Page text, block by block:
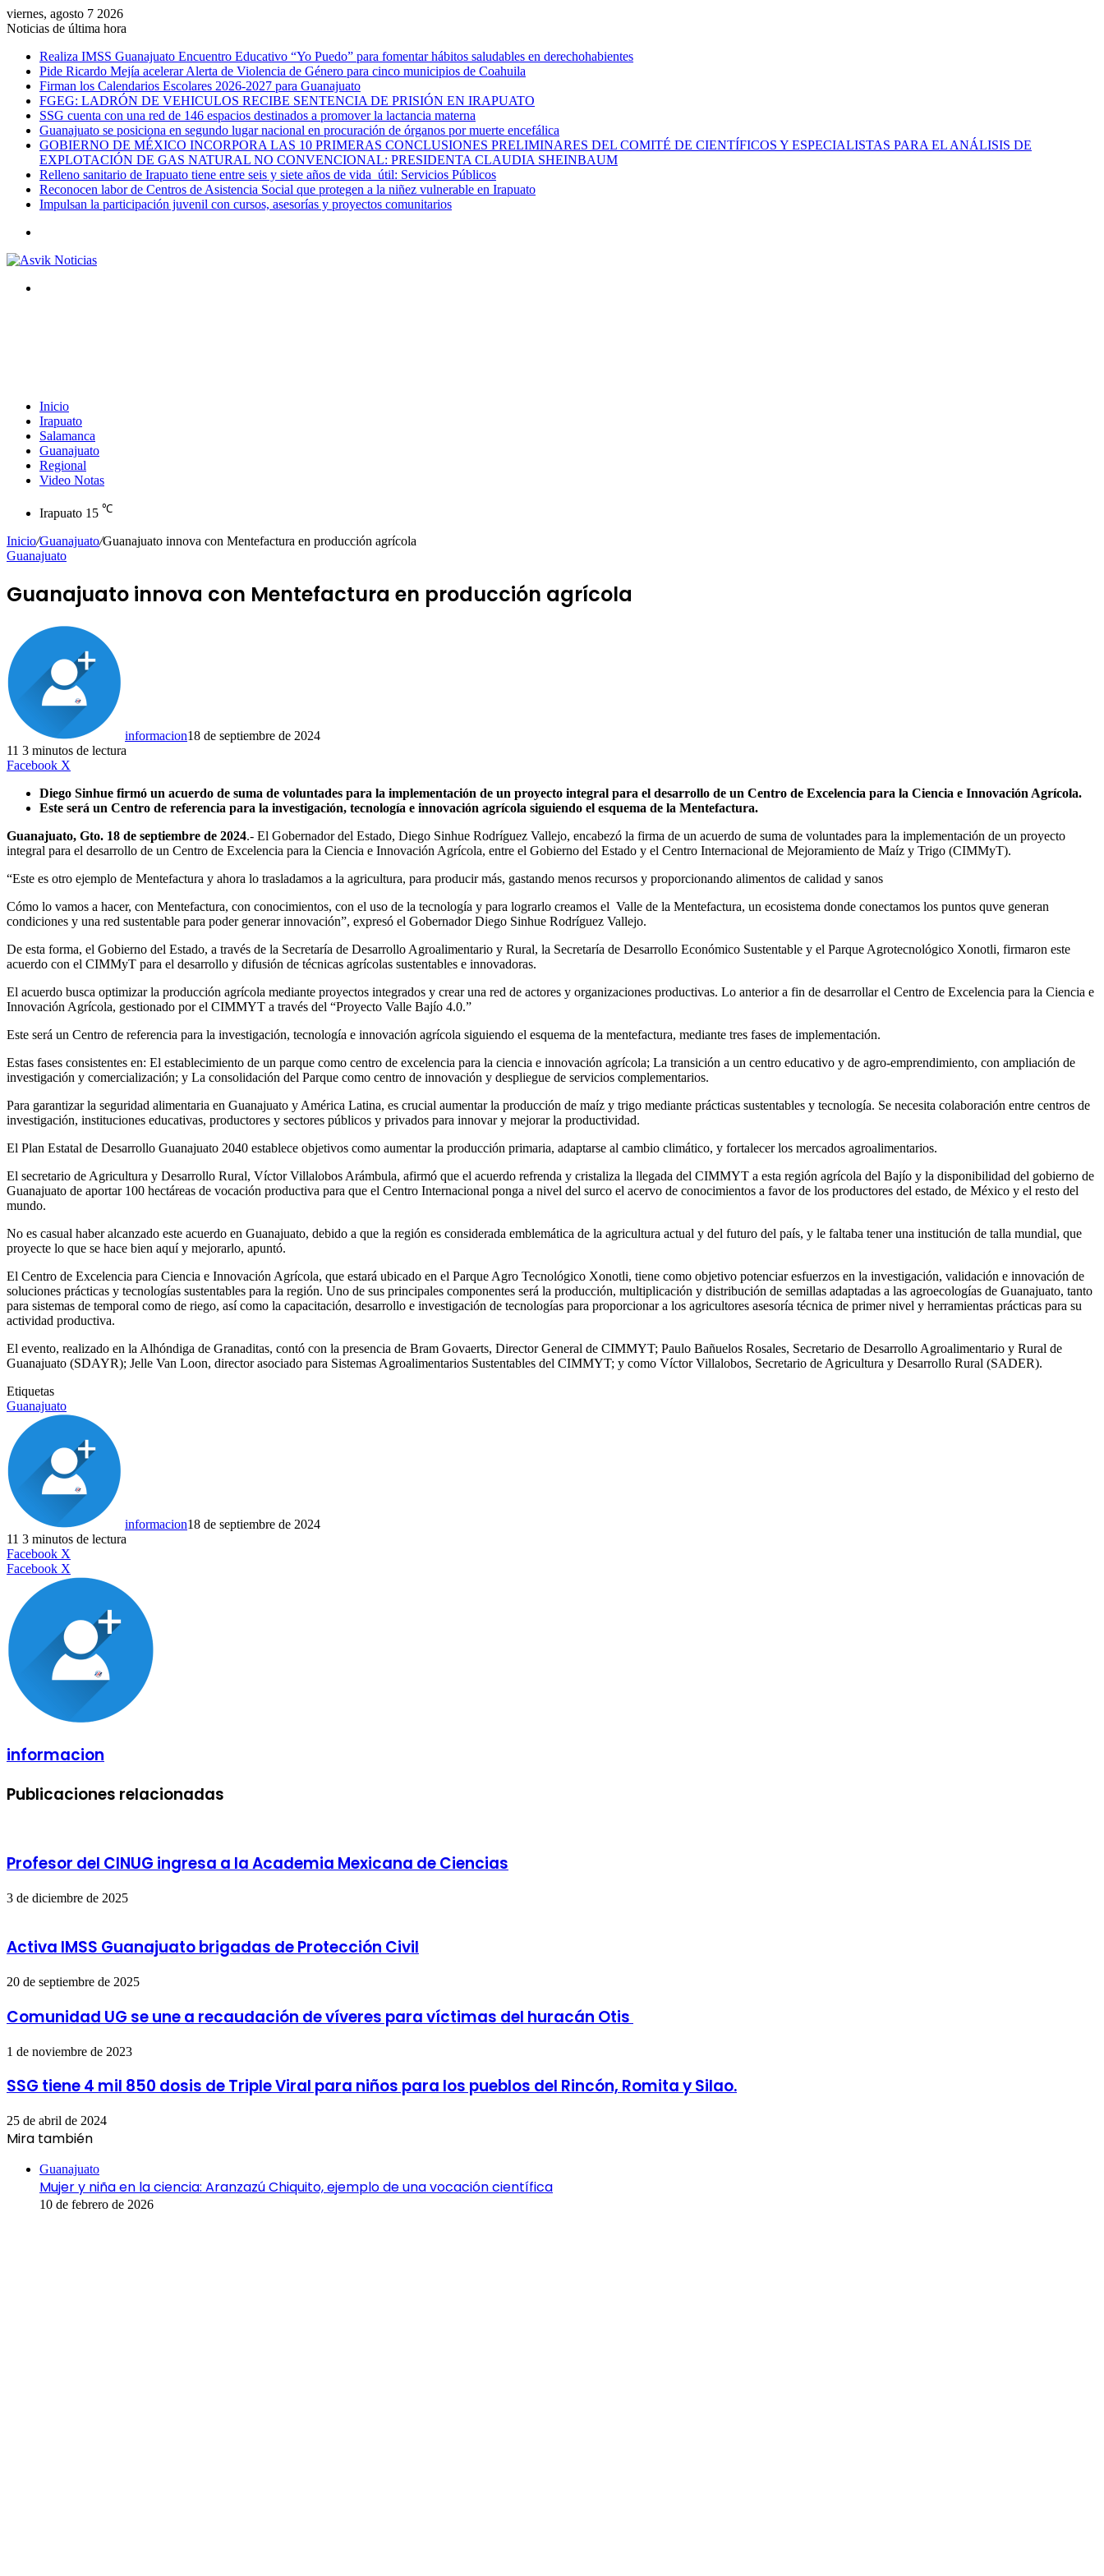
viernes, agosto 7 2026
Noticias de última hora
Realiza IMSS Guanajuato Encuentro Educativo “Yo Puedo” para fomentar hábitos saludables en derechohabientes
Pide Ricardo Mejía acelerar Alerta de Violencia de Género para cinco municipios de Coahuila
Firman los Calendarios Escolares 2026-2027 para Guanajuato
FGEG: LADRÓN DE VEHICULOS RECIBE SENTENCIA DE PRISIÓN EN IRAPUATO
SSG cuenta con una red de 146 espacios destinados a promover la lactancia materna
Guanajuato se posiciona en segundo lugar nacional en procuración de órganos por muerte encefálica
GOBIERNO DE MÉXICO INCORPORA LAS 10 PRIMERAS CONCLUSIONES PRELIMINARES DEL COMITÉ DE CIENTÍFICOS Y ESPECIALISTAS PARA EL ANÁLISIS DE
EXPLOTACIÓN DE GAS NATURAL NO CONVENCIONAL: PRESIDENTA CLAUDIA SHEINBAUM
Relleno sanitario de Irapuato tiene entre seis y siete años de vida útil: Servicios Públicos
Reconocen labor de Centros de Asistencia Social que protegen a la niñez vulnerable en Irapuato
Impulsan la participación juvenil con cursos, asesorías y proyectos comunitarios
Inicio
Irapuato
Salamanca
Guanajuato
Regional
Video Notas
Irapuato 15 ℃
Inicio/Guanajuato/Guanajuato innova con Mentefactura en producción agrícola
Guanajuato
Guanajuato innova con Mentefactura en producción agrícola
informacion18 de septiembre de 2024
11 3 minutos de lectura
Facebook X
Diego Sinhue firmó un acuerdo de suma de voluntades para la implementación de un proyecto integral para el desarrollo de un Centro de Excelencia para la Ciencia e Innovación Agrícola.
Este será un Centro de referencia para la investigación, tecnología e innovación agrícola siguiendo el esquema de la Mentefactura.
Guanajuato, Gto. 18 de septiembre de 2024.- El Gobernador del Estado, Diego Sinhue Rodríguez Vallejo, encabezó la firma de un acuerdo de suma de voluntades para la implementación de un proyecto
integral para el desarrollo de un Centro de Excelencia para la Ciencia e Innovación Agrícola, entre el Gobierno del Estado y el Centro Internacional de Mejoramiento de Maíz y Trigo (CIMMyT).
“Este es otro ejemplo de Mentefactura y ahora lo trasladamos a la agricultura, para producir más, gastando menos recursos y proporcionando alimentos de calidad y sanos
Cómo lo vamos a hacer, con Mentefactura, con conocimientos, con el uso de la tecnología y para lograrlo creamos el Valle de la Mentefactura, un ecosistema donde conectamos los puntos quve generan
condiciones y una red sustentable para poder generar innovación”, expresó el Gobernador Diego Sinhue Rodríguez Vallejo.
De esta forma, el Gobierno del Estado, a través de la Secretaría de Desarrollo Agroalimentario y Rural, la Secretaría de Desarrollo Económico Sustentable y el Parque Agrotecnológico Xonotli, firmaron este
acuerdo con el CIMMyT para el desarrollo y difusión de técnicas agrícolas sustentables e innovadoras.
El acuerdo busca optimizar la producción agrícola mediante proyectos integrados y crear una red de actores y organizaciones productivas. Lo anterior a fin de desarrollar el Centro de Excelencia para la Ciencia e
Innovación Agrícola, gestionado por el CIMMYT a través del “Proyecto Valle Bajío 4.0.”
Este será un Centro de referencia para la investigación, tecnología e innovación agrícola siguiendo el esquema de la mentefactura, mediante tres fases de implementación.
Estas fases consistentes en: El establecimiento de un parque como centro de excelencia para la ciencia e innovación agrícola; La transición a un centro educativo y de agro-emprendimiento, con ampliación de
investigación y comercialización; y La consolidación del Parque como centro de innovación y despliegue de servicios complementarios.
Para garantizar la seguridad alimentaria en Guanajuato y América Latina, es crucial aumentar la producción de maíz y trigo mediante prácticas sustentables y tecnología. Se necesita colaboración entre centros de
investigación, instituciones educativas, productores y sectores públicos y privados para innovar y mejorar la productividad.
El Plan Estatal de Desarrollo Guanajuato 2040 establece objetivos como aumentar la producción primaria, adaptarse al cambio climático, y fortalecer los mercados agroalimentarios.
El secretario de Agricultura y Desarrollo Rural, Víctor Villalobos Arámbula, afirmó que el acuerdo refrenda y cristaliza la llegada del CIMMYT a esta región agrícola del Bajío y la disponibilidad del gobierno de
Guanajuato de aportar 100 hectáreas de vocación productiva para que el Centro Internacional ponga a nivel del surco el acervo de conocimientos a favor de los productores del estado, de México y el resto del
mundo.
No es casual haber alcanzado este acuerdo en Guanajuato, debido a que la región es considerada emblemática de la agricultura actual y del futuro del país, y le faltaba tener una institución de talla mundial, que
proyecte lo que se hace bien aquí y mejorarlo, apuntó.
El Centro de Excelencia para Ciencia e Innovación Agrícola, que estará ubicado en el Parque Agro Tecnológico Xonotli, tiene como objetivo potenciar esfuerzos en la investigación, validación e innovación de
soluciones prácticas y tecnologías sustentables para la región. Uno de sus principales componentes será la producción, multiplicación y distribución de semillas adaptadas a las agroecologías de Guanajuato, tanto
para sistemas de temporal como de riego, así como la capacitación, desarrollo e investigación de tecnologías para proporcionar a los agricultores asesoría técnica de primer nivel y herramientas prácticas para su
actividad productiva.
El evento, realizado en la Alhóndiga de Granaditas, contó con la presencia de Bram Govaerts, Director General de CIMMYT; Paulo Bañuelos Rosales, Secretario de Desarrollo Agroalimentario y Rural de
Guanajuato (SDAYR); Jelle Van Loon, director asociado para Sistemas Agroalimentarios Sustentables del CIMMYT; y como Víctor Villalobos, Secretario de Agricultura y Desarrollo Rural (SADER).
Etiquetas
Guanajuato
informacion18 de septiembre de 2024
11 3 minutos de lectura
Facebook X
Facebook X
por
electrónico
informacion
Publicaciones relacionadas
Profesor del CINUG ingresa a la Academia Mexicana de Ciencias
3 de diciembre de 2025
Activa IMSS Guanajuato brigadas de Protección Civil
20 de septiembre de 2025
Comunidad UG se une a recaudación de víveres para víctimas del huracán Otis
1 de noviembre de 2023
SSG tiene 4 mil 850 dosis de Triple Viral para niños para los pueblos del Rincón, Romita y Silao.
25 de abril de 2024
Mira también
Guanajuato
Mujer y niña en la ciencia: Aranzazú Chiquito, ejemplo de una vocación científica
10 de febrero de 2026